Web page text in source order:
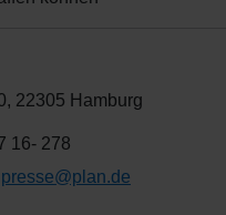
22305 Hamburg
16- 278
presse@plan.de